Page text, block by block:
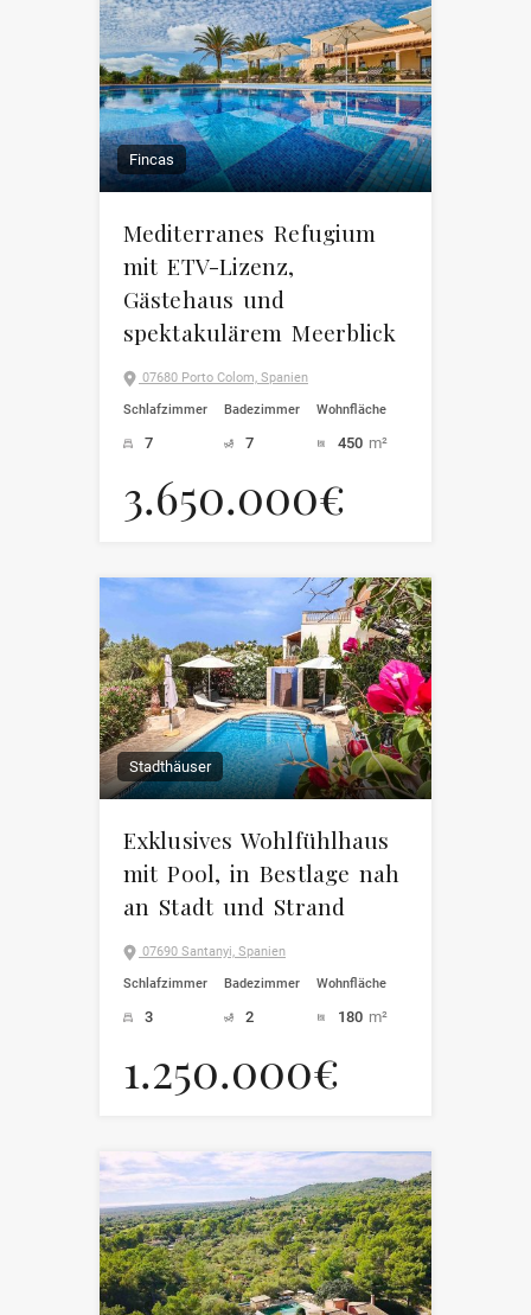
Fincas
Mediterranes Refugium
mit ETV-Lizenz,
Gästehaus und
spektakulärem Meerblick
07680 Porto Colom, Spanien
Schlafzimmer
7
Badezimmer
7
Wohnfläche
450 m²
3.650.000€
Stadthäuser
Exklusives Wohlfühlhaus
mit Pool, in Bestlage nah
an Stadt und Strand
07690 Santanyi, Spanien
Schlafzimmer
3
Badezimmer
2
Wohnfläche
180 m²
1.250.000€